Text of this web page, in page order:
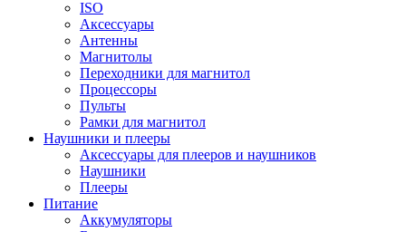
ISO
Аксессуары
Антенны
Магнитолы
Переходники для магнитол
Процессоры
Пульты
Рамки для магнитол
Наушники и плееры
Аксессуары для плееров и наушников
Наушники
Плееры
Питание
Аккумуляторы